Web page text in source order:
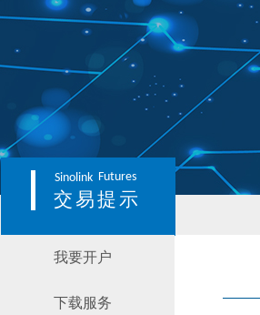
Sinolink Futures
交易提示
我要开户
下载服务